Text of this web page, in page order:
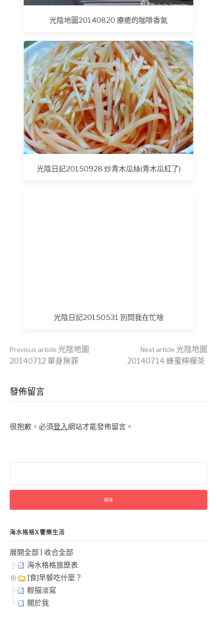
光陰地圖20140820 療癒的咖啡香氣
光陰日記20150928 炒青木瓜絲(青木瓜紅了)
光陰日記20150531 別問我在忙啥
Continue
Reading
Previous article 光陰地圖
20140712 單身無罪
Next article 光陰地圖
20140714 蜂蜜檸檬茶
發佈留言
很抱歉，必須登入網站才能發佈留言。
關
字:
海水格格X饗樂生活
展開全部
收合全部
海水格格旅歷表
[食]早餐吃什麼？
輕描淡寫
關於我